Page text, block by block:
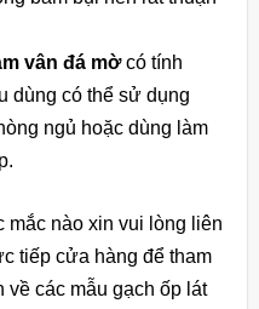
vân đá mờcó tính
dùng có thể sử dụng
ngủ hoặc dùng làm
mắc nào xin vui lòng liên
tiếp cửa hàng để tham
về các mẫu gạch ốp lát